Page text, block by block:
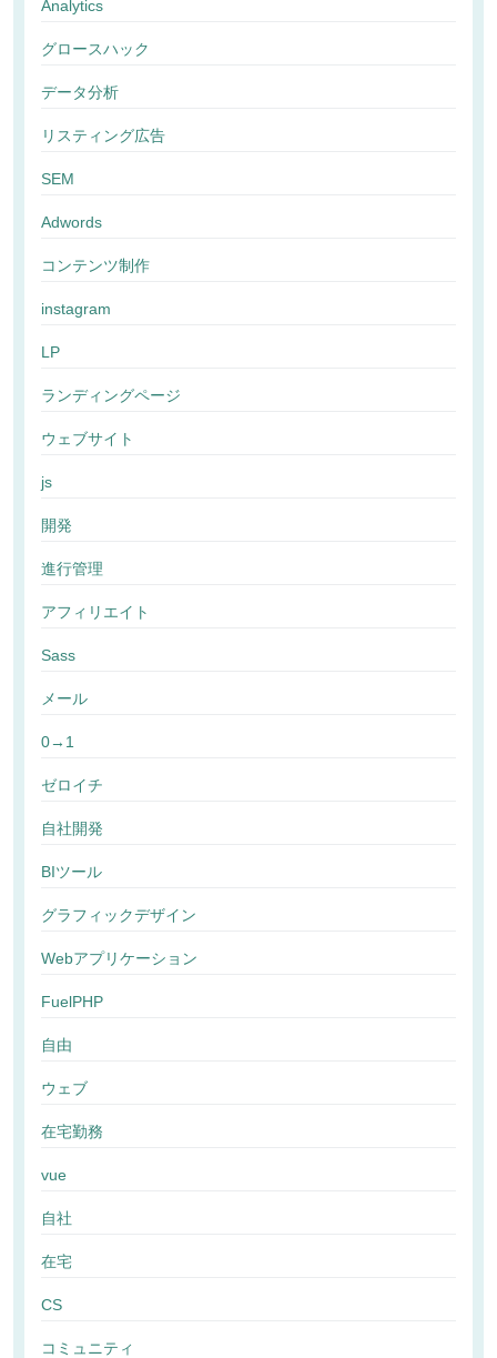
Analytics
グロースハック
データ分析
リスティング広告
SEM
Adwords
コンテンツ制作
instagram
LP
ランディングページ
ウェブサイト
js
開発
進行管理
アフィリエイト
Sass
メール
0→1
ゼロイチ
自社開発
BIツール
グラフィックデザイン
Webアプリケーション
FuelPHP
自由
ウェブ
在宅勤務
vue
自社
在宅
CS
コミュニティ